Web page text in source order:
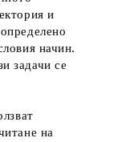
и
начин.
задачи се
на